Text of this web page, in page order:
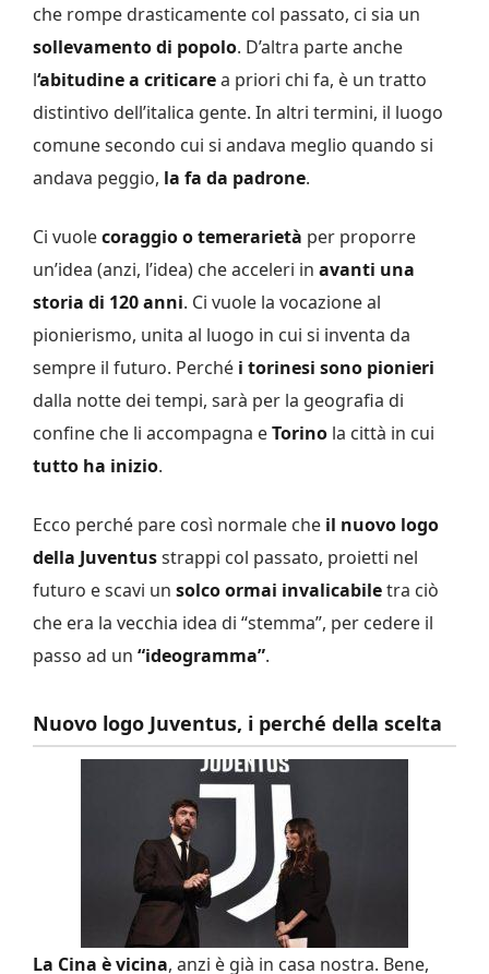
che rompe drasticamente col passato, ci sia un
sollevamento di popolo. D’altra parte anche
l‘abitudine a criticarea priori chi fa, è un tratto
distintivo dell’italica gente. In altri termini, il luogo
comune secondo cui si andava meglio quando si
andava peggio, la fa da padrone.
Ci vuolecoraggio o temerarietà per proporre
un’idea (anzi, l’idea) che acceleri in avanti una
storia di 120 anni. Ci vuole la vocazione al
pionierismo, unita al luogo in cui si inventa da
sempre il futuro. Perché i torinesi sono pionieri
dalla notte dei tempi, sarà per la geografia di
confine che li accompagna eTorino la città in cui
tutto ha inizio.
Ecco perché pare così normale che il nuovo logo
della Juventusstrappi col passato, proietti nel
futuro e scavi un solco ormai invalicabiletra ciò
che era la vecchia idea di “stemma”, per cedere il
passo ad un “ideogramma”.
Nuovo logo Juventus, i perché della scelta
La Cina è vicina, anzi è già in casa nostra. Bene,